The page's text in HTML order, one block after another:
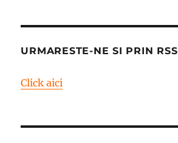
URMARESTE-NE SI PRIN RSS
Click aici